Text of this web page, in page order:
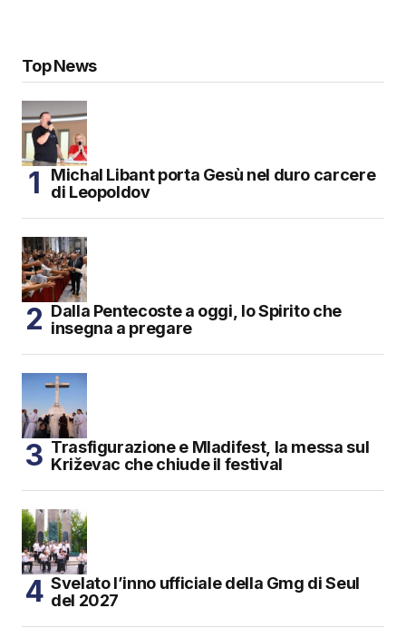
Top News
Michal Libant porta Gesù nel duro carcere
di Leopoldov
Dalla Pentecoste a oggi, lo Spirito che
insegna a pregare
Trasfigurazione e Mladifest, la messa sul
Križevac che chiude il festival
Svelato l’inno ufficiale della Gmg di Seul
del 2027